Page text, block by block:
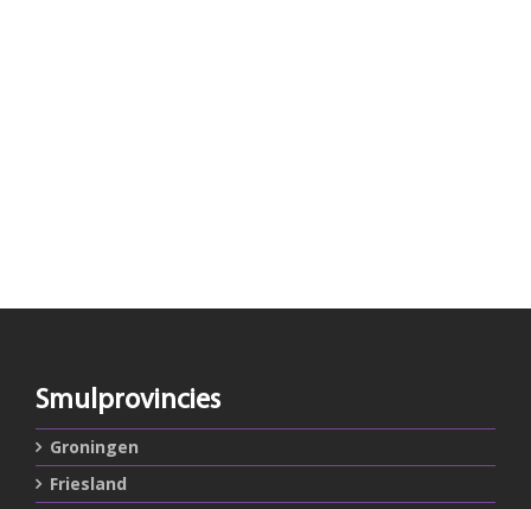
Smulprovincies
Groningen
Friesland